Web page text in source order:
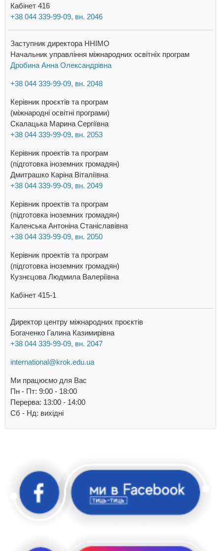
Кабінет 416
+38 044 339-99-09, вн. 2046
Заступник директора ННІМО
Начальник управління міжнародних освітніх програм
Дробина Анна Олександрівна
+38 044 339-99-09, вн. 2048
Керівник проєктів та програм
(міжнародні освітні програми)
Скалацька Марина Сергіївна
+38 044 339-99-09, вн. 2053
Керівник проектів та програм
(підготовка іноземних громадян)
Дмитрашко Каріна Віталіївна
+38 044 339-99-09, вн. 2049
Керівник проектів та програм
(підготовка іноземних громадян)
Каленська Антоніна Станіславівна
+38 044 339-99-09, вн. 2050
Керівник проектів та програм
(підготовка іноземних громадян)
Кузнєцова Людмила Валеріївна
Кабінет 415-1
Директор центру міжнародних проєктів
Богаченко Галина Казимирівна
+38 044 339-99-09, вн. 2047
international@krok.edu.ua
Ми працюємо для Вас
Пн - Пт: 9:00 - 18:00
Перерва: 13:00 - 14:00
Cб - Нд: вихідні